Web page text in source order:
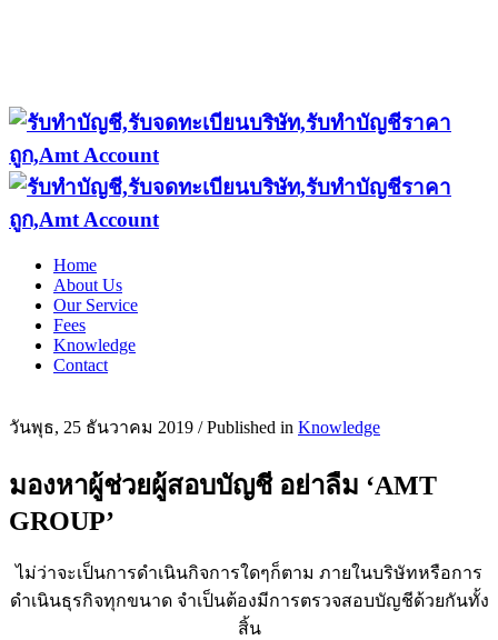
Home
About Us
Our Service
Fees
Knowledge
Contact
วันพุธ, 25 ธันวาคม 2019 /Published in Knowledge
มองหาผู้ช่วยผู้สอบบัญชี อย่าลืม ‘AMT
GROUP’
ไม่ว่าจะเป็นการดำเนินกิจการใดๆก็ตาม ภายในบริษัทหรือการ
ดำเนินธุรกิจทุกขนาด จำเป็นต้องมีการตรวจสอบบัญชีด้วยกันทั้ง
สิ้น